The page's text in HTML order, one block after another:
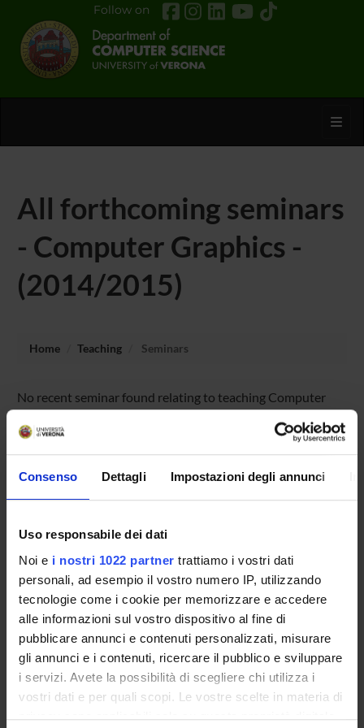
Consenso Dettagli Impostazioni degli annunci
Uso responsabile dei dati
Noi e i nostri 1022 partner trattiamo i vostri dati
personali, ad esempio il vostro numero IP, utilizzando
tecnologie come i cookie per memorizzare e accedere
alle informazioni sul vostro dispositivo al fine di
pubblicare annunci e contenuti personalizzati, misurare
gli annunci e i contenuti, ricercare il pubblico e sviluppare
i servizi. Avete la possibilità di scegliere chi utilizza i
vostri dati e per quali scopi. Le vostre scelte in materia di
privacy sono applicabili solo su questa proprietà digitale
Follow on
All forthcoming seminars
- Computer Graphics -
(2014/2015)
Home Teaching Seminars
No recent seminar found relating to teaching Computer
Graphics.
PHD PROGRAMMES AND POSTGRADUATE
TRAINING
Contacts
People
Places
Calendar